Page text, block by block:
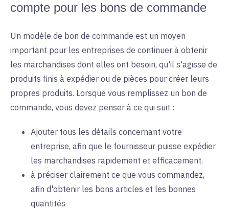
compte pour les bons de commande
Un modèle de bon de commande est un moyen
important pour les entreprises de continuer à obtenir
les marchandises dont elles ont besoin, qu'il s'agisse de
produits finis à expédier ou de pièces pour créer leurs
propres produits. Lorsque vous remplissez un bon de
commande, vous devez penser à ce qui suit :
Ajouter tous les détails concernant votre
entreprise, afin que le fournisseur puisse expédier
les marchandises rapidement et efficacement.
à préciser clairement ce que vous commandez,
afin d'obtenir les bons articles et les bonnes
quantités